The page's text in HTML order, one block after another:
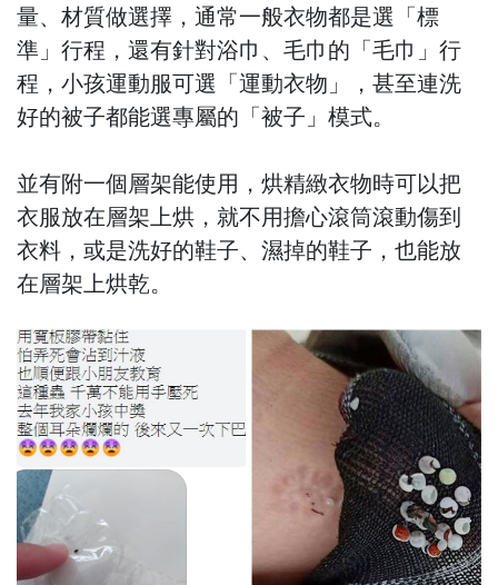
量、材質做選擇，通常一般衣物都是選「標
準」行程，還有針對浴巾、毛巾的「毛巾」行
程，小孩運動服可選「運動衣物」，甚至連洗
好的被子都能選專屬的「被子」模式。
並有附一個層架能使用，烘精緻衣物時可以把
衣服放在層架上烘，就不用擔心滾筒滾動傷到
衣料，或是洗好的鞋子、濕掉的鞋子，也能放
在層架上烘乾。